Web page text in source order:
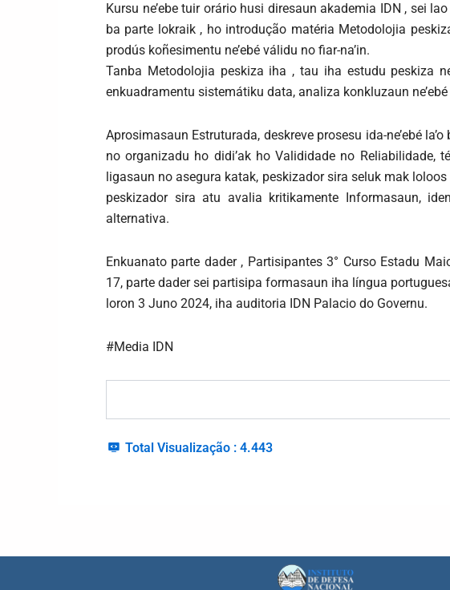
Kursu ne’ebe tuir orário husi diresaun akademia IDN , sei
ba parte lokraik , ho introdução matéria Metodolojia
prodús koñesimentu ne’ebé válidu no fiar-na’in.
Tanba Metodolojia peskiza iha , tau iha estudu peskiza
enkuadramentu sistemátiku data, analiza konkluzaun ne’ebé
Aprosimasaun Estruturada, deskreve prosesu ida-ne’ebé
no organizadu ho didi’ak ho Valididade no Reliabilidade,
ligasaun no asegura katak, peskizador sira seluk mak
peskizador sira atu avalia kritikamente Informasaun,
alternativa.
Enkuanato parte dader , Partisipantes 3° Curso Estadu
17, parte dader sei partisipa formasaun iha língua
loron 3 Juno 2024, iha auditoria IDN Palacio do Governu.
#Media IDN
Total Visualização : 4.443